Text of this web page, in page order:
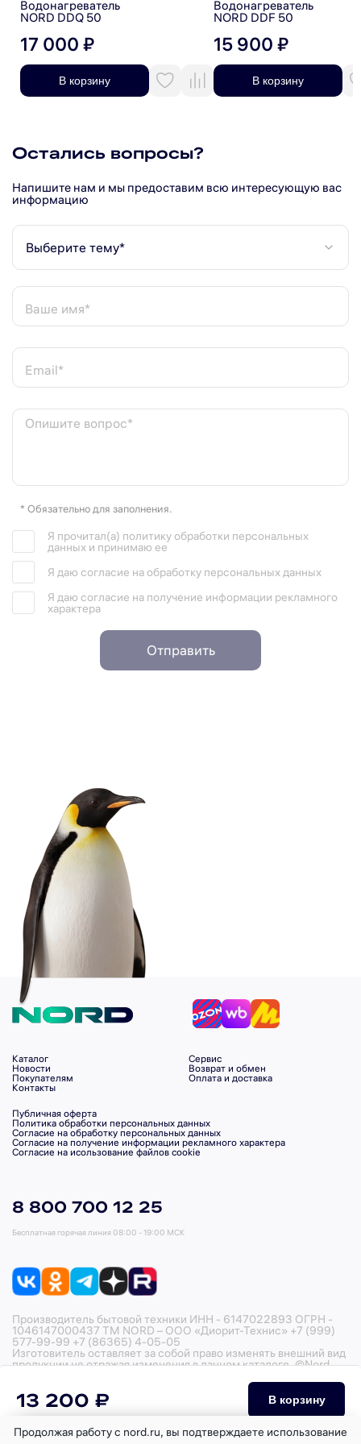
Водонагреватель
NORD DDQ 50
17 000 ₽
В корзину
Водонагреватель
NORD DDF 50
15 900 ₽
В корзину
Остались вопросы?
Напишите нам и мы предоставим всю интересующую вас
информацию
Выберите тему*
Ваше имя*
Email*
Опишите вопрос*
* Обязательно для заполнения.
Я прочитал(а) политику обработки персональных
данных и принимаю ее
Я даю согласие на обработку персональных данных
Я даю согласие на получение информации рекламного
характера
Отправить
Каталог
Новости
Покупателям
Контакты
Сервис
Возврат и обмен
Оплата и доставка
Публичная оферта
Политика обработки персональных данных
Согласие на обработку персональных данных
Согласие на получение информации рекламного характера
Согласие на исользование файлов cookie
8 800 700 12 25
Бесплатная горячая линия 08:00 - 19:00 МСК
Производитель бытовой техники ИНН - 6147022893 ОГРН -
1046147000437 ТМ NORD – ООО «Диорит-Технис» +7 (999)
577-99-99 +7 (86365) 4-05-05
Изготовитель оставляет за собой право изменять внешний вид
продукции не отражая изменения в данном каталоге. ©Nord,
Продолжая работу с nord.ru, вы подтверждаете использование
13 200 ₽ В корзину